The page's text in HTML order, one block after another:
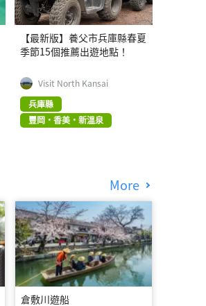
【最新版】養父市兵庫縣春夏
季節15個推薦出遊地點！
Visit North Kansai
兵庫縣
豐岡・香美・新溫泉
More
倉敷川遊船